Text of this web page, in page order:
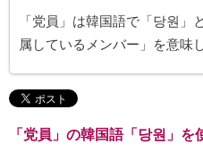
「党員」は韓国語で「당원
属しているメンバー」を意味
「党員」の韓国語「당원」を